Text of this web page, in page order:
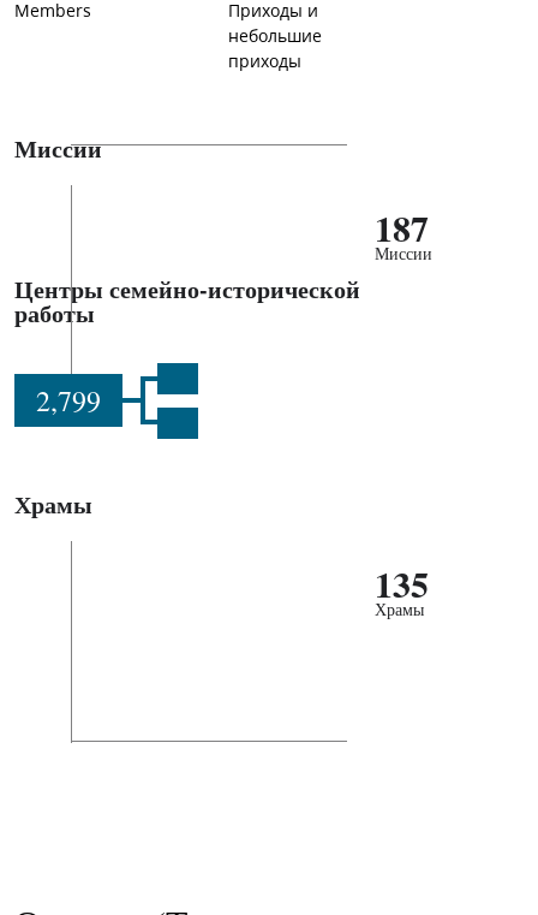
Members
Приходы и
небольшие
приходы
Миссии
187
Миссии
Центры семейно-исторической
работы
2,799
Храмы
135
Храмы